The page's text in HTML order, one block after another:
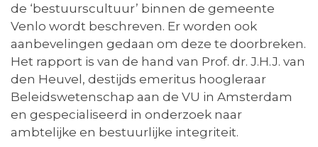
de ‘bestuurscultuur’ binnen de gemeente
Venlo wordt beschreven. Er worden ook
aanbevelingen gedaan om deze te doorbreken.
Het rapport is van de hand van Prof. dr. J.H.J. van
den Heuvel, destijds emeritus hoogleraar
Beleidswetenschap aan de VU in Amsterdam
en gespecialiseerd in onderzoek naar
ambtelijke en bestuurlijke integriteit.